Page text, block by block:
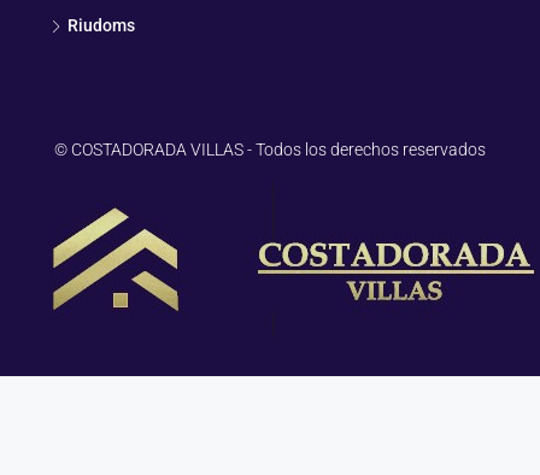
Riudoms
© COSTADORADA VILLAS - Todos los derechos reservados